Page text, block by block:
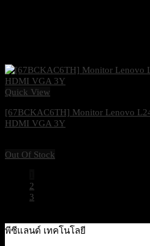
Quick View
[67BCKAC6TH] Monitor Lenovo
HDMI VGA 3Y
Out Of Stock
2
3
พีซีแลนด์ เทคโนโลยี